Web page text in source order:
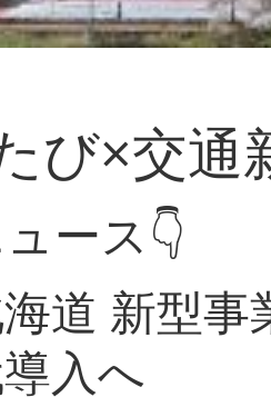
び×交通
ース👇
道 新型
入へ